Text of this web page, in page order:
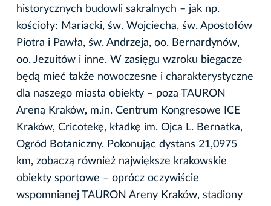
historycznych budowli sakralnych – jak np.
kościoły: Mariacki, św. Wojciecha, św. Apostołów
Piotra i Pawła, św. Andrzeja, oo. Bernardynów,
oo. Jezuitów i inne. W zasięgu wzroku biegacze
będą mieć także nowoczesne i charakterystyczne
dla naszego miasta obiekty – poza TAURON
Areną Kraków, m.in. Centrum Kongresowe ICE
Kraków, Cricotekę, kładkę im. Ojca L. Bernatka,
Ogród Botaniczny. Pokonując dystans 21,0975
km, zobaczą również największe krakowskie
obiekty sportowe – oprócz oczywiście
wspomnianej TAURON Areny Kraków, stadiony